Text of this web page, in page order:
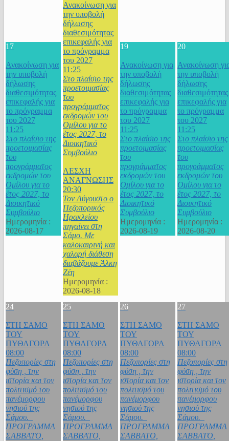
17
Ανακοίνωση για
την υποβολή
δήλωσης
διαθεσιμότητας
επικεφαλής για
το πρόγραμμα
του 2027
11:25
Στο πλαίσιο της
προετοιμασίας
του
προγράμματος
εκδρομών του
Ομίλου για το
έτος 2027, το
Διοικητικό
Συμβούλιο
Ημερομηνία :
2026-08-17
Ανακοίνωση για
την υποβολή
δήλωσης
διαθεσιμότητας
επικεφαλής για
το πρόγραμμα
του 2027
11:25
Στο πλαίσιο της
προετοιμασίας
του
προγράμματος
εκδρομών του
Ομίλου για το
έτος 2027, το
Διοικητικό
Συμβούλιο
ΛΕΣΧΗ
ΑΝΑΓΝΩΣΗΣ
20:30
Τον Αύγουστο ο
Πεζοπορικός
Ηρακλείου
πηγαίνει στη
Σάμο. Με
καλοκαιρινή και
χαλαρή διάθεση
διαβάζουμε Άλκη
Ζέη
Ημερομηνία :
2026-08-18
19
Ανακοίνωση για
την υποβολή
δήλωσης
διαθεσιμότητας
επικεφαλής για
το πρόγραμμα
του 2027
11:25
Στο πλαίσιο της
προετοιμασίας
του
προγράμματος
εκδρομών του
Ομίλου για το
έτος 2027, το
Διοικητικό
Συμβούλιο
Ημερομηνία :
2026-08-19
20
Ανακοίνωση
την υποβολή
δήλωσης
διαθεσιμότητας
επικεφαλής για
το πρόγραμμα
του 2027
11:25
Στο πλαίσιο της
προετοιμασίας
του
προγράμματος
εκδρομών του
Ομίλου για το
έτος 2027, το
Διοικητικό
Συμβούλιο
Ημερομηνία :
2026-08-20
24
ΣΤΗ ΣΑΜΟ
ΤΟΥ
ΠΥΘΑΓΟΡΑ
08:00
Πεζοπορίες στη
φύση , την
ιστορία και τον
πολιτισμό του
πανέμορφου
νησιού της
Σάμου.
ΠΡΟΓΡΑΜΜΑ
ΣΑΒΒΑΤΟ,
25
ΣΤΗ ΣΑΜΟ
ΤΟΥ
ΠΥΘΑΓΟΡΑ
08:00
Πεζοπορίες στη
φύση , την
ιστορία και τον
πολιτισμό του
πανέμορφου
νησιού της
Σάμου.
ΠΡΟΓΡΑΜΜΑ
ΣΑΒΒΑΤΟ,
26
ΣΤΗ ΣΑΜΟ
ΤΟΥ
ΠΥΘΑΓΟΡΑ
08:00
Πεζοπορίες στη
φύση , την
ιστορία και τον
πολιτισμό του
πανέμορφου
νησιού της
Σάμου.
ΠΡΟΓΡΑΜΜΑ
ΣΑΒΒΑΤΟ,
27
ΣΤΗ ΣΑΜΟ
ΤΟΥ
ΠΥΘΑΓΟΡΑ
08:00
Πεζοπορίες στη
φύση , την
ιστορία και τον
πολιτισμό του
πανέμορφου
νησιού της
Σάμου.
ΠΡΟΓΡΑΜΜΑ
ΣΑΒΒΑΤΟ,